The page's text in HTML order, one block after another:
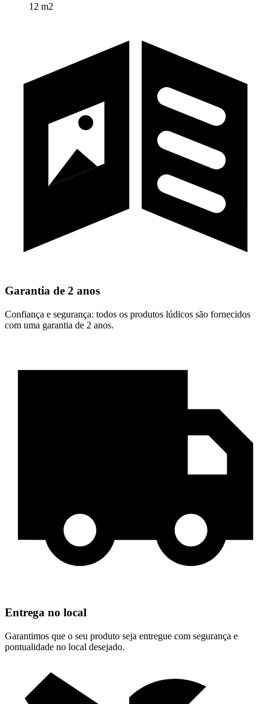
12 m2
Garantia de 2 anos
Confiança e segurança: todos os produtos lúdicos são fornecidos
com uma garantia de 2 anos.
Entrega no local
Garantimos que o seu produto seja entregue com segurança e
pontualidade no local desejado.